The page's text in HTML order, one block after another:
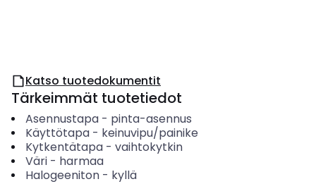
Katso tuotedokumentit
Tärkeimmät tuotetiedot
Asennustapa- pinta-asennus
Käyttötapa- keinuvipu/painike
Kytkentätapa- vaihtokytkin
Väri- harmaa
Halogeeniton- kyllä